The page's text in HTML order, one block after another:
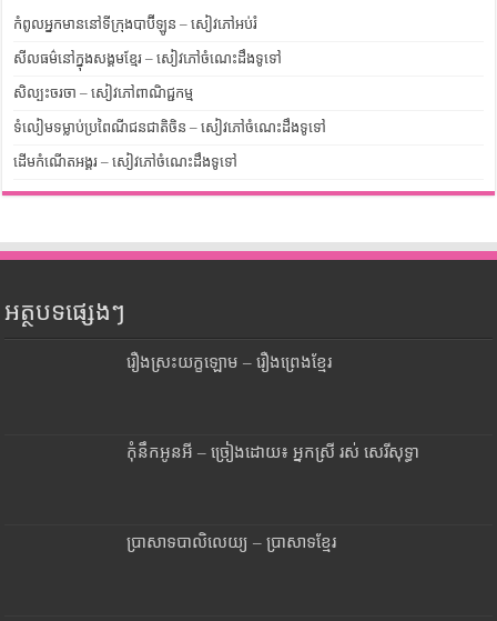
កំពូលអ្នកមាននៅទីក្រុងបាប៊ីឡូន – សៀវភៅអប់រំ
សីលធម៌នៅក្នុងសង្គមខ្មែរ – សៀវភៅចំណេះដឹងទូទៅ
សិល្បះចរចា – សៀវភៅពាណិជ្ជកម្ម
ទំលៀមទម្លាប់ប្រពៃណីជនជាតិចិន – សៀវភៅចំណេះដឹងទូទៅ
ដើមកំណើតអង្គរ – សៀវភៅចំណេះដឹងទូទៅ
អត្ថបទផ្សេងៗ
រឿងស្រះយក្ខឡោម – រឿងព្រេងខ្មែរ
កុំនឹកអូនអី – ច្រៀងដោយ៖ អ្នកស្រី រស់ សេរីសុទ្ធា
ប្រាសាទបាលិលេយ្យ – ប្រាសាទខ្មែរ